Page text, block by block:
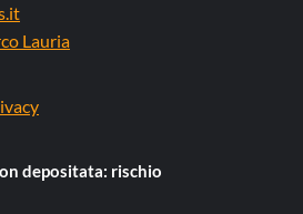
Lauria
depositata: rischio